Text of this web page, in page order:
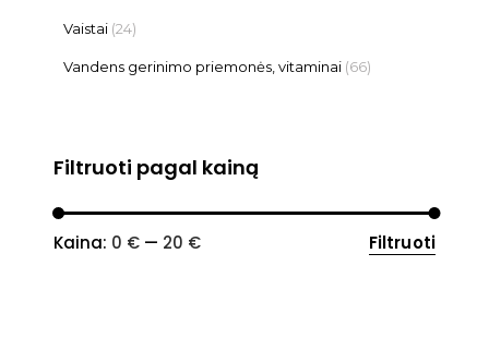
Vaistai (24)
Vandens gerinimo priemonės, vitaminai (66)
Filtruoti pagal kainą
Min
Maks
Filtruoti
Kaina: 0 € — 20 €